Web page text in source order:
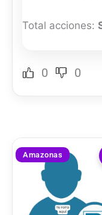
Total acciones:
0 0
Amazonas